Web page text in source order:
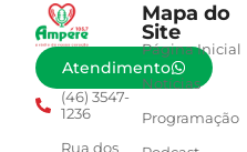
Atendimento
(46) 3547-
1236
Rua dos
Mapa do
Site
Página Inicial
Notícias
Programação